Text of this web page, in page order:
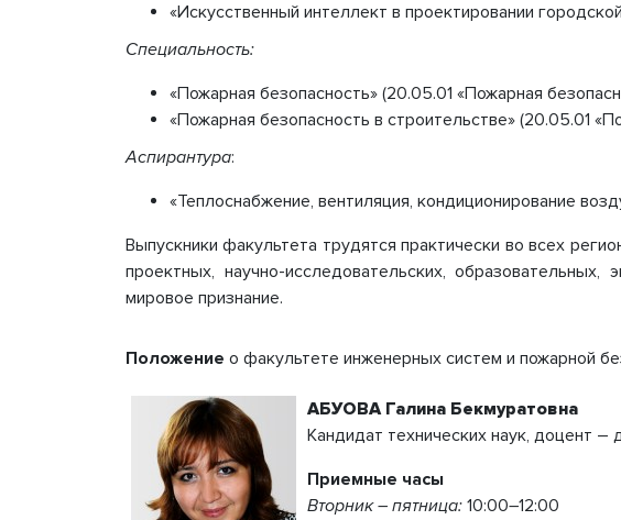
«Искусственный интеллект в проектировании
Специальность:
«Пожарная безопасность» (20.05.01 «Пожарная
«Пожарная безопасность в строительстве» (20.05.01
Аспирантура:
«Теплоснабжение, вентиляция, кондиционирование
Выпускники факультета трудятся практически во всех
проектных, научно-исследовательских,
мировое признание.
Положение о факультете инженерных систем и пожарной
АБУОВА Галина Бекмуратовна
Кандидат технических наук, доцент –
Приемные часы
Вторник – пятница: 10:00–12:00